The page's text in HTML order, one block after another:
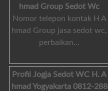
hmad Group Sedot Wc
Nomor telepon kontak H A
hmad Group jasa sedot wc,
perbaikan…
Profil Jogja Sedot WC H. A
hmad Yogyakarta 0812-288